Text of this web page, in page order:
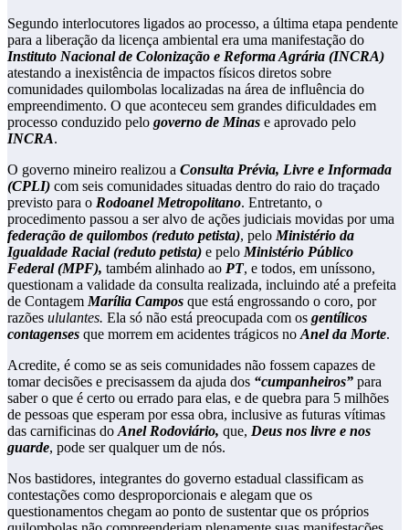
Segundo interlocutores ligados ao processo, a última etapa pendente
para a liberação da licença ambiental era uma manifestação do
Instituto Nacional de Colonização e Reforma Agrária (INCRA)
atestando a inexistência de impactos físicos diretos sobre
comunidades quilombolas localizadas na área de influência do
empreendimento. O que aconteceu sem grandes dificuldades em
processo conduzido pelo governo de Minas e aprovado pelo
INCRA.
O governo mineiro realizou a Consulta Prévia, Livre e Informada
(CPLI) com seis comunidades situadas dentro do raio do traçado
previsto para o Rodoanel Metropolitano. Entretanto, o
procedimento passou a ser alvo de ações judiciais movidas por uma
federação de quilombos (reduto petista), pelo Ministério da
Igualdade Racial (reduto petista) e pelo Ministério Público
Federal (MPF), também alinhado ao PT, e todos, em uníssono,
questionam a validade da consulta realizada, incluindo até a prefeita
de Contagem Marília Campos que está engrossando o coro, por
razões ululantes. Ela só não está preocupada com os gentílicos
contagenses que morrem em acidentes trágicos no Anel da Morte.
Acredite, é como se as seis comunidades não fossem capazes de
tomar decisões e precisassem da ajuda dos “cumpanheiros” para
saber o que é certo ou errado para elas, e de quebra para 5 milhões
de pessoas que esperam por essa obra, inclusive as futuras vítimas
das carnificinas do Anel Rodoviário, que, Deus nos livre e nos
guarde, pode ser qualquer um de nós.
Nos bastidores, integrantes do governo estadual classificam as
contestações como desproporcionais e alegam que os
questionamentos chegam ao ponto de sustentar que os próprios